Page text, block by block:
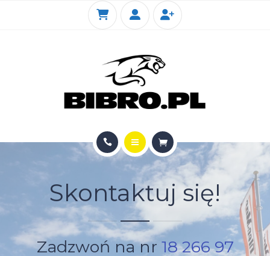
STRONA GŁÓWNA
SKLEP INTERNETOWY
SERWIS
Skontaktuj się!
Zadzwoń na nr 18 266 97